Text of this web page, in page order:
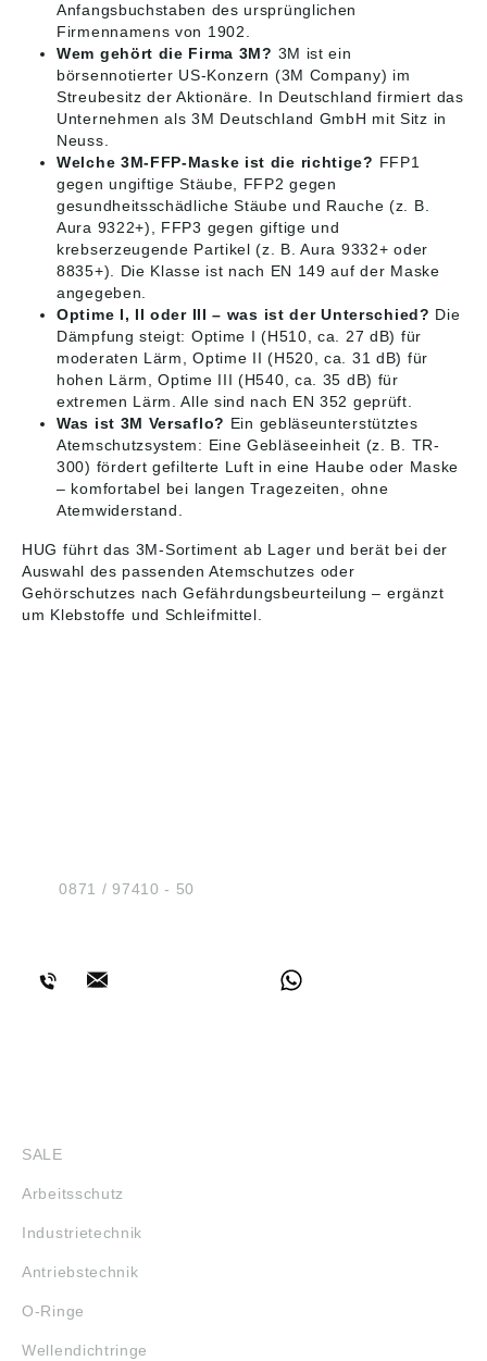
Anfangsbuchstaben des ursprünglichen
Firmennamens von 1902.
Wem gehört die Firma 3M? 3M ist ein
börsennotierter US-Konzern (3M Company) im
Streubesitz der Aktionäre. In Deutschland firmiert das
Unternehmen als 3M Deutschland GmbH mit Sitz in
Neuss.
Welche 3M-FFP-Maske ist die richtige? FFP1
gegen ungiftige Stäube, FFP2 gegen
gesundheitsschädliche Stäube und Rauche (z. B.
Aura 9322+), FFP3 gegen giftige und
krebserzeugende Partikel (z. B. Aura 9332+ oder
8835+). Die Klasse ist nach EN 149 auf der Maske
angegeben.
Optime I, II oder III – was ist der Unterschied? Die
Dämpfung steigt: Optime I (H510, ca. 27 dB) für
moderaten Lärm, Optime II (H520, ca. 31 dB) für
hohen Lärm, Optime III (H540, ca. 35 dB) für
extremen Lärm. Alle sind nach EN 352 geprüft.
Was ist 3M Versaflo? Ein gebläseunterstütztes
Atemschutzsystem: Eine Gebläseeinheit (z. B. TR-
300) fördert gefilterte Luft in eine Haube oder Maske
– komfortabel bei langen Tragezeiten, ohne
Atemwiderstand.
HUG führt das 3M-Sortiment ab Lager und berät bei der
Auswahl des passendenAtemschutzes oder
Gehörschutzes nach Gefährdungsbeurteilung – ergänzt
um Klebstoffe und Schleifmittel.
Tel.:0871 / 97410 - 50
SALE
Arbeitsschutz
Industrietechnik
Antriebstechnik
O-Ringe
Wellendichtringe